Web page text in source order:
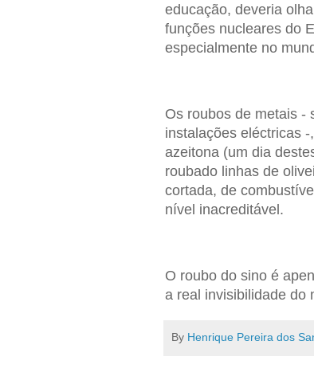
educação, deveria
funções nucleares do
especialmente no
Os roubos de metais -
instalações eléctricas
azeitona (um dia
roubado linhas de
cortada, de
nível inacreditável.
O roubo do sino é
a real invisibilidade do
By Henrique Pereira dos